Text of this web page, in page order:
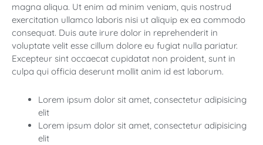
magna aliqua. Ut enim ad minim veniam, quis nostrud
exercitation ullamco laboris nisi ut aliquip ex ea commodo
consequat. Duis aute irure dolor in reprehenderit in
voluptate velit esse cillum dolore eu fugiat nulla pariatur.
Excepteur sint occaecat cupidatat non proident, sunt in
culpa qui officia deserunt mollit anim id est laborum.
Lorem ipsum dolor sit amet, consectetur adipisicing
elit
Lorem ipsum dolor sit amet, consectetur adipisicing
elit